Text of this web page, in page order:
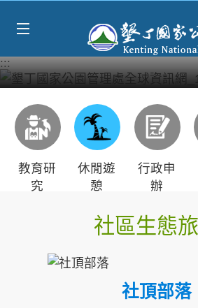
:::
教育研
究
休閒遊
憩
行政申
辦
社區生態
社頂部落